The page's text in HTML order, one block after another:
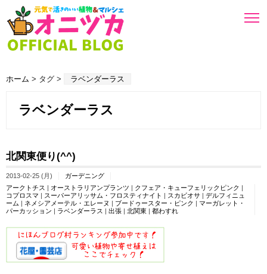
ホーム > タグ > ラベンダーラス
ラベンダーラス
北関東便り(^^)
2013-02-25 (月)
ガーデニング
アークトチス | オーストラリアンプランツ | クフェア・キューフェリックピンク |
コプロスマ | スーパーアリッサム・フロスティナイト | スカビオサ | デルフィニュ
ーム | ネメシアメーテル・エレーヌ | ブードゥースター・ピンク | マーガレット・
パーカッション | ラベンダーラス | 出張 | 北関東 | 都わすれ